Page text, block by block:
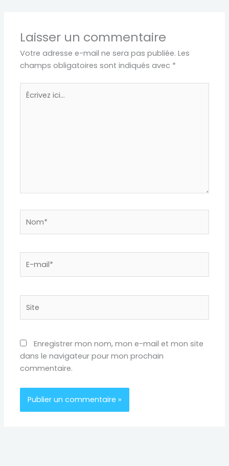
Laisser un commentaire
Votre adresse e-mail ne sera pas publiée. Les
champs obligatoires sont indiqués avec *
Écrivez
ici…
mail*
Enregistrer mon nom, mon e-mail et mon site
dans le navigateur pour mon prochain
commentaire.